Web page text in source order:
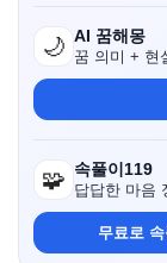
🌙 AI 꿈해몽
꿈 의미 + 현
🧩 속풀이119
답답한 마음
무료로 속